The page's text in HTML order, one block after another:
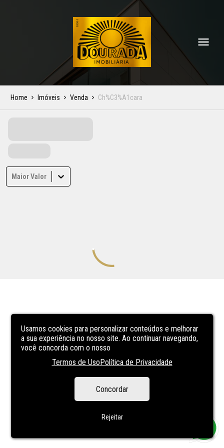
Usamos cookies para personalizar conteúdos e melhorar
a sua experiência no nosso site. Ao continuar navegando,
você concorda com o nosso
Termos de UsoPolítica de Privacidade
Concordar
Rejeitar
Home Imóveis Venda Ch%C3%A1cara
Maior Valor